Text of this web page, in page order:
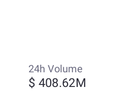
24h Volume
$ 408.62M